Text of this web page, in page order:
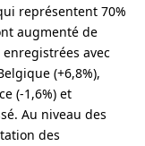
représentent 70%
augmenté de
avec
(+6,8%),
(-1,6%) et
Au niveau des
des